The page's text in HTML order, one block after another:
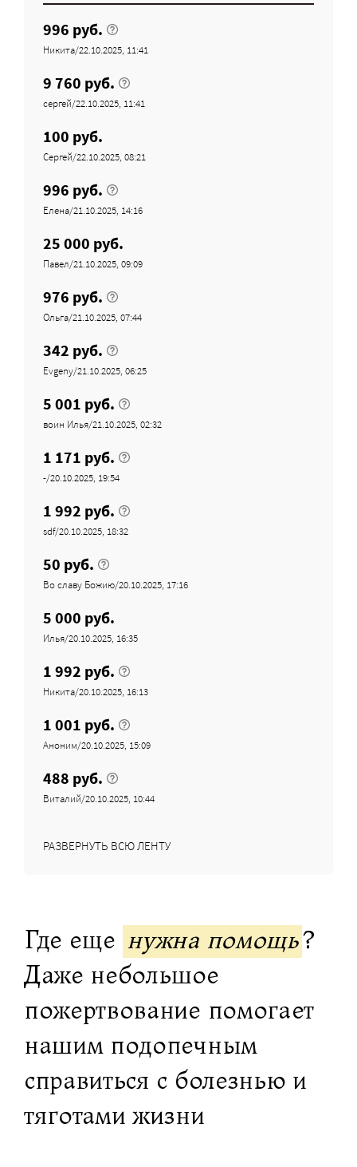
996 руб.
Никита/22.10.2025, 11:41
9 760 руб.
сергей/22.10.2025, 11:41
100 руб.
Сергей/22.10.2025, 08:21
996 руб.
Елена/21.10.2025, 14:16
25 000 руб.
Павел/21.10.2025, 09:09
976 руб.
Ольга/21.10.2025, 07:44
342 руб.
Evgeny/21.10.2025, 06:25
5 001 руб.
воин Илья/21.10.2025, 02:32
1 171 руб.
-/20.10.2025, 19:54
1 992 руб.
sdf/20.10.2025, 18:32
50 руб.
Во славу Божию/20.10.2025, 17:16
5 000 руб.
Илья/20.10.2025, 16:35
1 992 руб.
Никита/20.10.2025, 16:13
1 001 руб.
Аноним/20.10.2025, 15:09
488 руб.
Виталий/20.10.2025, 10:44
РАЗВЕРНУТЬ ВСЮ ЛЕНТУ
Где еще нужна помощь?
Даже небольшое
пожертвование помогает
нашим подопечным
справиться с болезнью и
тяготами жизни